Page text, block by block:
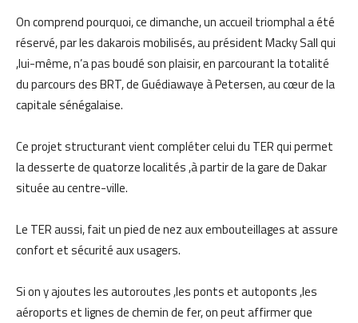
On comprend pourquoi, ce dimanche, un accueil triomphal a été
réservé, par les dakarois mobilisés, au président Macky Sall qui
,lui-même, n’a pas boudé son plaisir, en parcourant la totalité
du parcours des BRT, de Guédiawaye à Petersen, au cœur de la
capitale sénégalaise.
Ce projet structurant vient compléter celui du TER qui permet
la desserte de quatorze localités ,à partir de la gare de Dakar
située au centre-ville.
Le TER aussi, fait un pied de nez aux embouteillages at assure
confort et sécurité aux usagers.
Si on y ajoutes les autoroutes ,les ponts et autoponts ,les
aéroports et lignes de chemin de fer, on peut affirmer que